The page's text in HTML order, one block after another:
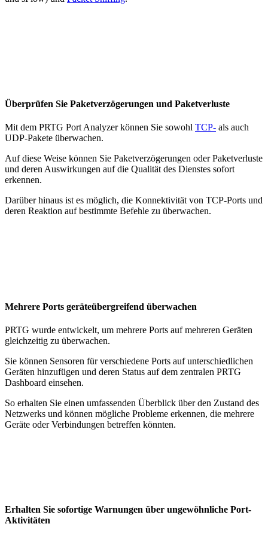
Überprüfen Sie Paketverzögerungen und Paketverluste
Mit dem PRTG Port Analyzer können Sie sowohl TCP- als auch
UDP-Pakete überwachen.
Auf diese Weise können Sie Paketverzögerungen oder Paketverluste
und deren Auswirkungen auf die Qualität des Dienstes sofort
erkennen.
Darüber hinaus ist es möglich, die Konnektivität von TCP-Ports und
deren Reaktion auf bestimmte Befehle zu überwachen.
Mehrere Ports geräteübergreifend überwachen
PRTG wurde entwickelt, um mehrere Ports auf mehreren Geräten
gleichzeitig zu überwachen.
Sie können Sensoren für verschiedene Ports auf unterschiedlichen
Geräten hinzufügen und deren Status auf dem zentralen PRTG
Dashboard einsehen.
So erhalten Sie einen umfassenden Überblick über den Zustand des
Netzwerks und können mögliche Probleme erkennen, die mehrere
Geräte oder Verbindungen betreffen könnten.
Erhalten Sie sofortige Warnungen über ungewöhnliche Port-
Aktivitäten